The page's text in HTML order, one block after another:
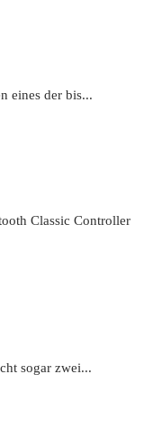
der bis...
Classic Controller
sogar zwei...